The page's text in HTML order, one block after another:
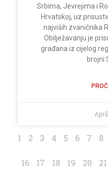
Srbima, Jevrejima i
Hrvatskoj, uz
najviših zvaničnika
Obilježavanju je
građana iz cijelog
brojni
1 2 3 4 5 6 7 8
16 17 18 19 20 21